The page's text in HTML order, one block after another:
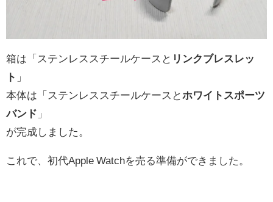
箱は「ステンレススチールケースと リンクブレスレッ
ト 」
本体は「ステンレススチールケースとホワイトスポーツ
バンド 」
が完成しました。
これで、初代Apple Watchを売る準備ができました。